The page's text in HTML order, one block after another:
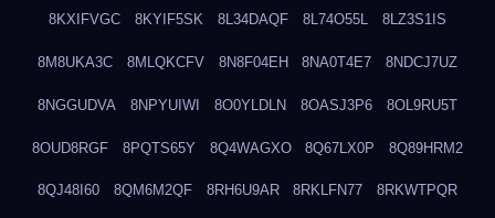
8KXIFVGC 8KYIF5SK 8L34DAQF 8L74O55L 8LZ3S1IS
8M8UKA3C 8MLQKCFV 8N8F04EH 8NA0T4E7 8NDCJ7UZ
8NGGUDVA 8NPYUIWI 8O0YLDLN 8OASJ3P6 8OL9RU5T
8OUD8RGF 8PQTS65Y 8Q4WAGXO 8Q67LX0P 8Q89HRM2
8QJ48I60 8QM6M2QF 8RH6U9AR 8RKLFN77 8RKWTPQR